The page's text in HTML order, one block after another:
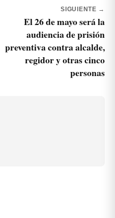
SIGUIENTE →
El 26 de mayo será la
audiencia de prisión
preventiva contra alcalde,
regidor y otras cinco
personas